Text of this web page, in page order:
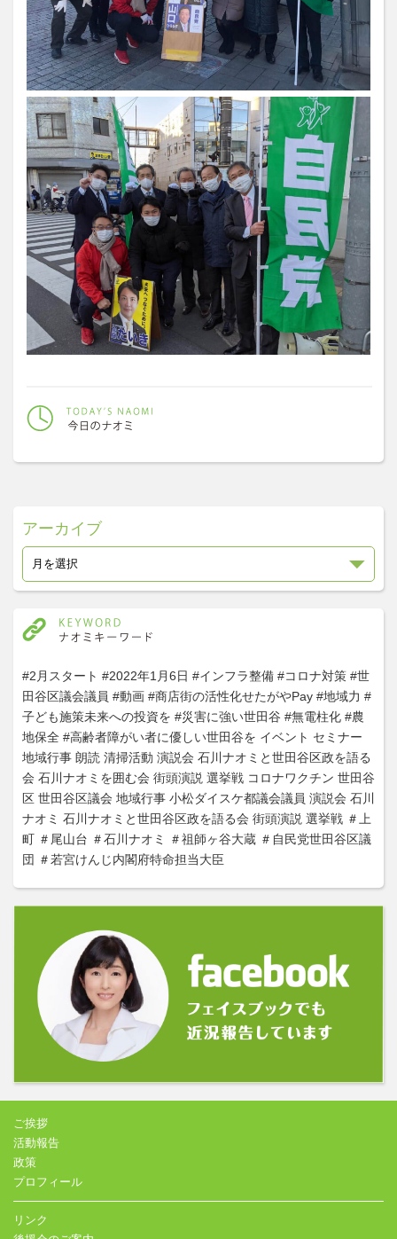
アーカイブ
#2月スタート #2022年1月6日 #インフラ整備 #コロナ対策 #世
田谷区議会議員 #動画 #商店街の活性化せたがやPay #地域力 #
子ども施策未来への投資を #災害に強い世田谷 #無電柱化 #農
地保全 #高齢者障がい者に優しい世田谷を イベント セミナー
地域行事 朗読 清掃活動 演説会 石川ナオミと世田谷区政を語る
会 石川ナオミを囲む会 街頭演説 選挙戦 コロナワクチン 世田谷
区 世田谷区議会 地域行事 小松ダイスケ都議会議員 演説会 石川
ナオミ 石川ナオミと世田谷区政を語る会 街頭演説 選挙戦 ＃上
町 ＃尾山台 ＃石川ナオミ ＃祖師ヶ谷大蔵 ＃自民党世田谷区議
団 ＃若宮けんじ内閣府特命担当大臣
ご挨拶
活動報告
政策
プロフィール
リンク